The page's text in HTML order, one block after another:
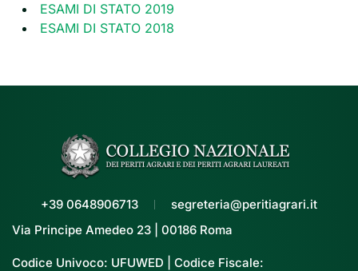
ESAMI DI STATO 2019
ESAMI DI STATO 2018
+39 0648906713
segreteria@peritiagrari.it
Via Principe Amedeo 23 | 00186 Roma
Codice Univoco: UFUWED | Codice Fiscale: